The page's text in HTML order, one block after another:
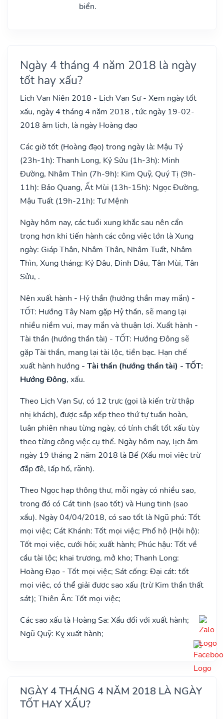
biển.
Ngày 4 tháng 4 năm 2018 là ngày
tốt hay xấu?
Lịch Vạn Niên 2018 - Lịch Vạn Sự - Xem ngày tốt
xấu, ngày 4 tháng 4 năm 2018 , tức ngày 19-02-
2018 âm lịch, là ngày Hoàng đạo
Các giờ tốt (Hoàng đạo) trong ngày là: Mậu Tý
(23h-1h): Thanh Long, Kỷ Sửu (1h-3h): Minh
Đường, Nhâm Thìn (7h-9h): Kim Quỹ, Quý Tị (9h-
11h): Bảo Quang, Ất Mùi (13h-15h): Ngọc Đường,
Mậu Tuất (19h-21h): Tư Mệnh
Ngày hôm nay, các tuổi xung khắc sau nên cẩn
trọng hơn khi tiến hành các công việc lớn là Xung
ngày: Giáp Thân, Nhâm Thân, Nhâm Tuất, Nhâm
Thìn, Xung tháng: Kỷ Dậu, Đinh Dậu, Tân Mùi, Tân
Sửu, .
Nên xuất hành - Hỷ thần (hướng thần may mắn) -
TỐT: Hướng Tây Nam gặp Hỷ thần, sẽ mang lại
nhiều niềm vui, may mắn và thuận lợi. Xuất hành -
Tài thần (hướng thần tài) - TỐT: Hướng Đông sẽ
gặp Tài thần, mang lại tài lộc, tiền bạc. Hạn chế
xuất hành hướng - Tài thần (hướng thần tài) - TỐT:
Hướng Đông, xấu.
Theo Lịch Vạn Sự, có 12 trực (gọi là kiến trừ thập
nhị khách), được sắp xếp theo thứ tự tuần hoàn,
luân phiên nhau từng ngày, có tính chất tốt xấu tùy
theo từng công việc cụ thể. Ngày hôm nay, lịch âm
ngày 19 tháng 2 năm 2018 là Bế (Xấu mọi việc trừ
đắp đê, lấp hố, rãnh).
Theo Ngọc hạp thông thư, mỗi ngày có nhiều sao,
trong đó có Cát tinh (sao tốt) và Hung tinh (sao
xấu). Ngày 04/04/2018, có sao tốt là Ngũ phú: Tốt
mọi việc; Cát Khánh: Tốt mọi việc; Phổ hộ (Hội hộ):
Tốt mọi việc, cưới hỏi; xuất hành; Phúc hậu: Tốt về
cầu tài lộc; khai trương, mở kho; Thanh Long:
Hoàng Đạo - Tốt mọi việc; Sát cống: Đại cát: tốt
mọi việc, có thể giải được sao xấu (trừ Kim thần thất
sát); Thiên Ân: Tốt mọi việc;
Các sao xấu là Hoàng Sa: Xấu đối với xuất hành;
Ngũ Quỹ: Kỵ xuất hành;
NGÀY 4 THÁNG 4 NĂM 2018 LÀ NGÀY
TỐT HAY XẤU?